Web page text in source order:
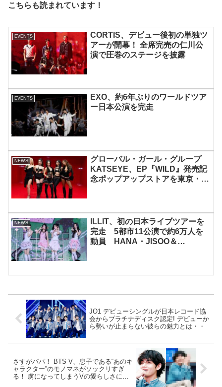
こちらも読まれています！
EVENTS
CORTIS、デビュー後初の単独ツ
アーが開幕！ 全席完売の仁川公
演で圧巻のステージを披露
EVENTS
EXO、約6年ぶりのワールドツア
ー日本公演を完走
NEWS
グローバル・ガール・グループ
KATSEYE、EP『WILD』発売記
念ポップアップストアを東京・原
NEWS
ILLIT、初の日本ライブツアーを
完走 5都市11公演で約6万人を
動員 HANA・JISOO＆
JO1 デビューシングルが日本レコード協
会からプラチナディスク認定! デビューか
ら勢いが止まらない彼らの魅力とは・・
さすがパパ！ BTS V、息子である“あのキ
ャラクター”のモノマネがソックリすぎ
る！ 虜になってしまうVの愛らしさにフ